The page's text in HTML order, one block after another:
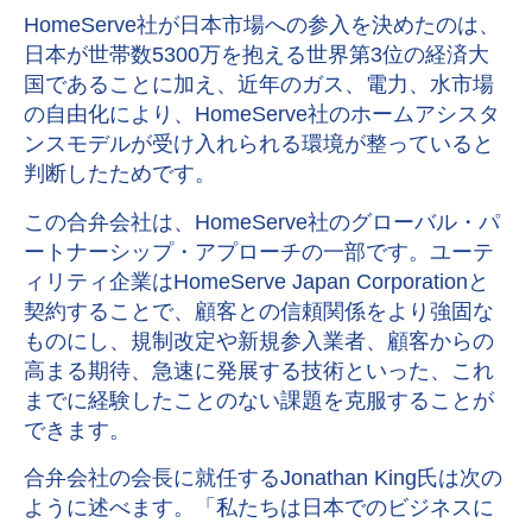
HomeServe社が日本市場への参入を決めたのは、
日本が世帯数5300万を抱える世界第3位の経済大
国であることに加え、近年のガス、電力、水市場
の自由化により、HomeServe社のホームアシスタ
ンスモデルが受け入れられる環境が整っていると
判断したためです。
この合弁会社は、HomeServe社のグローバル・パ
ートナーシップ・アプローチの一部です。ユーテ
ィリティ企業はHomeServe Japan Corporationと
契約することで、顧客との信頼関係をより強固な
ものにし、規制改定や新規参入業者、顧客からの
高まる期待、急速に発展する技術といった、これ
までに経験したことのない課題を克服することが
できます。
合弁会社の会長に就任するJonathan King氏は次の
ように述べます。「私たちは日本でのビジネスに